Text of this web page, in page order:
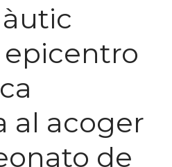
al acoger
de